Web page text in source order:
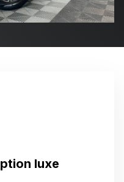
luxe